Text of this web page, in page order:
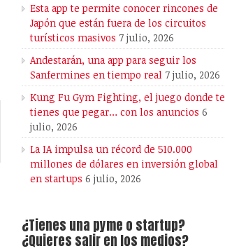
Esta app te permite conocer rincones de
Japón que están fuera de los circuitos
turísticos masivos 7 julio, 2026
Andestarán, una app para seguir los
Sanfermines en tiempo real 7 julio, 2026
Kung Fu Gym Fighting, el juego donde te
tienes que pegar… con los anuncios 6
julio, 2026
La IA impulsa un récord de 510.000
millones de dólares en inversión global
en startups 6 julio, 2026
¿Tienes una pyme o startup?
¿Quieres salir en los medios?